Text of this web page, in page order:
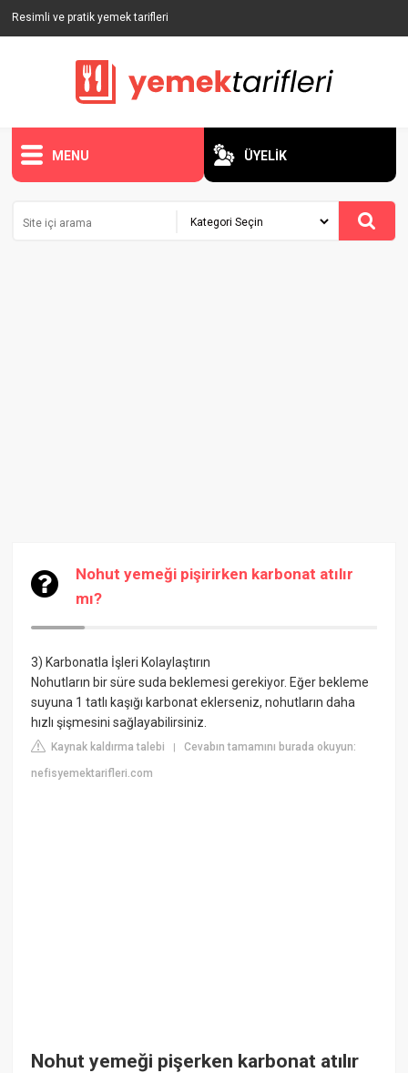
Resimli ve pratik yemek tarifleri
MENU ÜYELİK
Nohut yemeği pişirirken karbonat atılır
mı?
3) Karbonatla İşleri Kolaylaştırın
Nohutların bir süre suda beklemesi gerekiyor. Eğer bekleme
suyuna 1 tatlı kaşığı karbonat eklerseniz, nohutların daha
hızlı şişmesini sağlayabilirsiniz.
Kaynak kaldırma talebi |Cevabın tamamını burada okuyun:
nefisyemektarifleri.com
Nohut yemeği pişerken karbonat atılır